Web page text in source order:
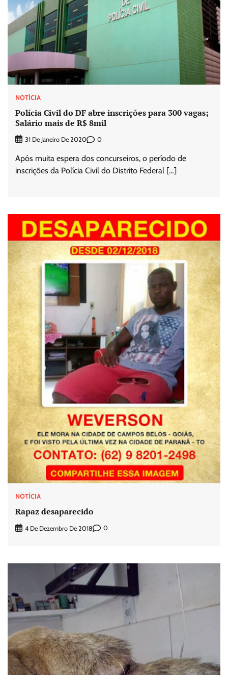
NOTÍCIA
Polícia Civil do DF abre inscrições para 300 vagas;
Salário mais de R$ 8mil
31 De Janeiro De 2020 0
Após muita espera dos concurseiros, o período de
inscrições da Polícia Civil do Distrito Federal […]
NOTÍCIA
Rapaz desaparecido
4 De Dezembro De 2018 0